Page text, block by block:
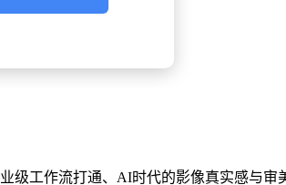
级工作流打通、AI时代的影像真实感与审